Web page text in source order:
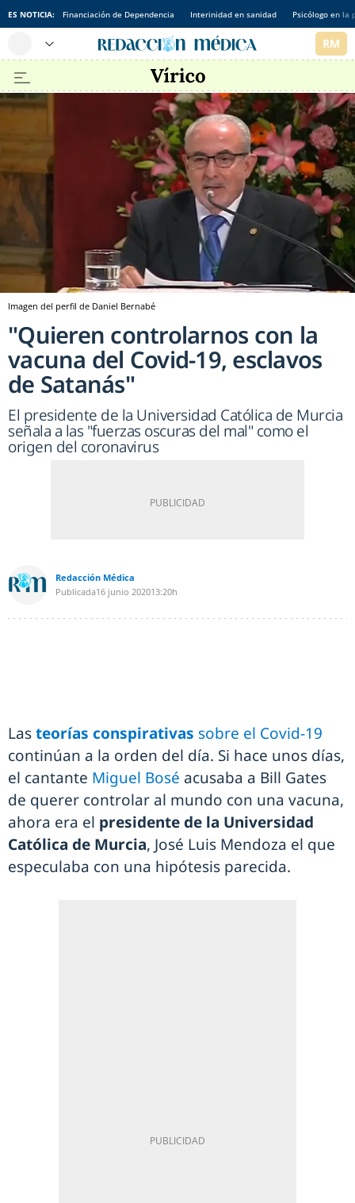
ES NOTICIA: Financiación de Dependencia Interinidad en sanidad Psicólogo en la
Imagen del perfil de Daniel Bernabé
"Quieren controlarnos con la
vacuna del Covid-19, esclavos
de Satanás"
El presidente de la Universidad Católica de Murcia
señala a las "fuerzas oscuras del mal" como el
origen del coronavirus
Redacción Médica
Publicada16 junio 202013:20h
Lasteorías conspirativas sobre el Covid-19
continúan a la orden del día. Si hace unos días,
el cantante Miguel Bosé acusaba a Bill Gates
de querer controlar al mundo con una vacuna,
ahora era el presidente de la Universidad
Católica de Murcia, José Luis Mendoza el que
especulaba con una hipótesis parecida.